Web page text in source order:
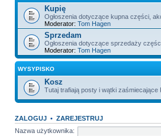
Kupię
Ogłoszenia dotyczące kupna części,
Moderator: Tom Hagen
Sprzedam
Ogłoszenia dotyczące sprzedaży
Moderator: Tom Hagen
WYSYPISKO
Kosz
Tutaj trafiają posty i wątki zaśmiecające
ZALOGUJ• ZAREJESTRUJ
Nazwa użytkownika: